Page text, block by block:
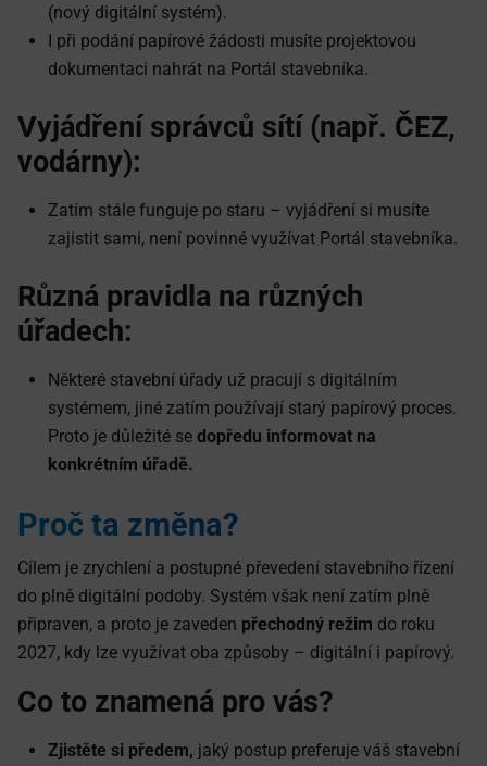
(nový digitální systém).
I při podání papírové žádosti musíte projektovou
dokumentaci nahrát na Portál stavebníka.
Vyjádření správců sítí (např. ČEZ,
vodárny):
Zatím stále funguje po staru – vyjádření si musíte
zajistit sami, není povinné využívat Portál stavebníka.
Různá pravidla na různých
úřadech:
Některé stavební úřady už pracují s digitálním
systémem, jiné zatím používají starý papírový proces.
Proto je důležité se dopředu informovat na
konkrétním úřadě.
Proč ta změna?
Cílem je zrychlení a postupné převedení stavebního řízení
do plně digitální podoby. Systém však není zatím plně
připraven, a proto je zaveden přechodný režim do roku
2027, kdy lze využívat oba způsoby – digitální i papírový.
Co to znamená pro vás?
Zjistěte si předem, jaký postup preferuje váš stavební